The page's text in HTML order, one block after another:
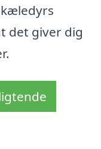
det giver dig